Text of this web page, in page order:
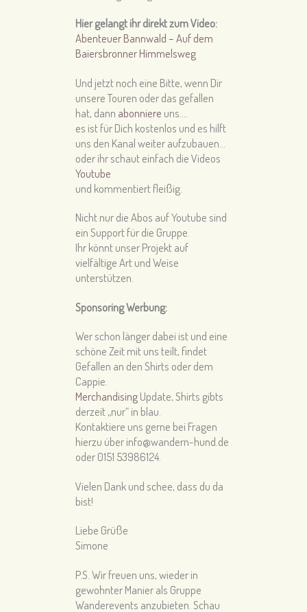
Hier gelangt ihr direkt zum Video:
Abenteuer Bannwald – Auf dem
Baiersbronner Himmelsweg
Und jetzt noch eine Bitte, wenn Dir
unsere Touren oder das gefallen
hat, dann abonniere uns….
es ist für Dich kostenlos und es hilft
uns den Kanal weiter aufzubauen…
oder ihr schaut einfach die Videos
Youtube
und kommentiert fleißig.
Nicht nur die Abos auf Youtube sind
ein Support für die Gruppe.
Ihr könnt unser Projekt auf
vielfältige Art und Weise
unterstützen.
Sponsoring Werbung:
Wer schon länger dabei ist und eine
schöne Zeit mit uns teilt, findet
Gefallen an den Shirts oder dem
Cappie.
MerchandisingUpdate, Shirts gibts
derzeit „nur“ in blau.
Kontaktiere uns gerne bei Fragen
hierzu über info@wandern-hund.de
oder 0151 53986124.
Vielen Dank und schee, dass du da
bist!
Liebe Grüße
Simone
P.S. Wir freuen uns, wieder in
gewohnter Manier als Gruppe
Wanderevents anzubieten. Schau